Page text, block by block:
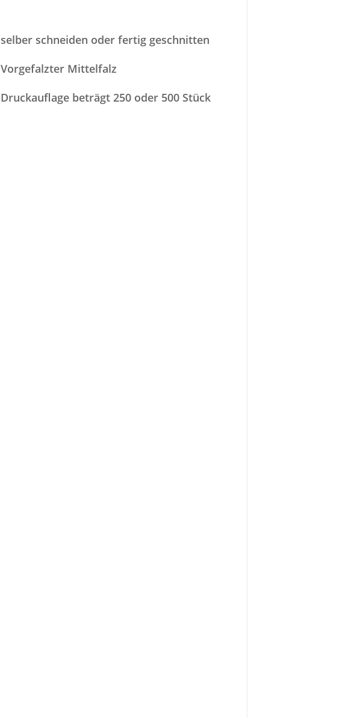
selber schneiden oder fertig geschnitten
Vorgefalzter Mittelfalz
Druckauflage beträgt 250 oder 500 Stück